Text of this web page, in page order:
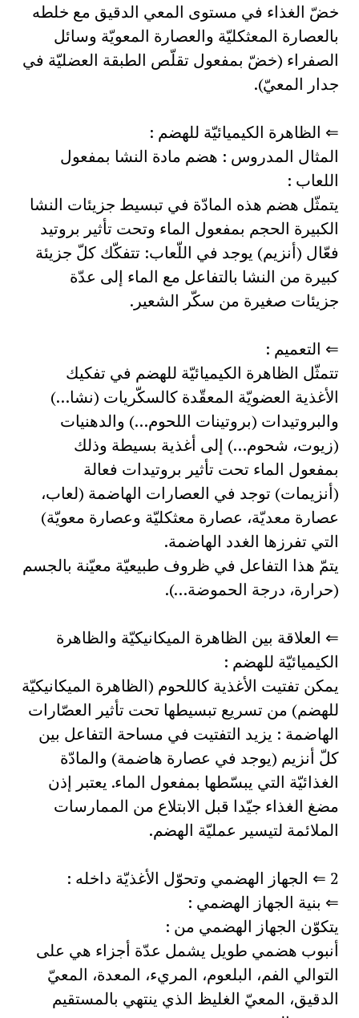
خضّ الغذاء في مستوى المعي الدقيق مع خلطه
بالعصارة المعثكليّة والعصارة المعويّة وسائل
الصفراء (خضّ بمفعول تقلّص الطبقة العضليّة في
جدار المعيّ).
⇐ الظاهرة الكيميائيّة للهضم :
المثال المدروس : هضم مادة النشا بمفعول
اللعاب :
يتمثّل هضم هذه المادّة في تبسيط جزيئات النشا
الكبيرة الحجم بمفعول الماء وتحت تأثير بروتيد
فعّال (أنزيم) يوجد في اللّعاب: تتفكّك كلّ جزيئة
كبيرة من النشا بالتفاعل مع الماء إلى عدّة
جزيئات صغيرة من سكّر الشعير.
⇐ التعميم :
تتمثّل الظاهرة الكيميائيّة للهضم في تفكيك
الأغذية العضويّة المعقّدة كالسكّريات (نشا…)
والبروتيدات (بروتينات اللحوم…) والدهنيات
(زيوت، شحوم…) إلى أغذية بسيطة وذلك
بمفعول الماء تحت تأثير بروتيدات فعالة
(أنزيمات) توجد في العصارات الهاضمة (لعاب،
عصارة معديّة، عصارة معثكليّة وعصارة معويّة)
التي تفرزها الغدد الهاضمة.
يتمّ هذا التفاعل في ظروف طبيعيّة معيّنة بالجسم
(حرارة، درجة الحموضة…).
⇐ العلاقة بين الظاهرة الميكانيكيّة والظاهرة
الكيميائيّة للهضم :
يمكن تفتيت الأغذية كاللحوم (الظاهرة الميكانيكيّة
للهضم) من تسريع تبسيطها تحت تأثير العصّارات
الهاضمة : يزيد التفتيت في مساحة التفاعل بين
كلّ أنزيم (يوجد في عصارة هاضمة) والمادّة
الغذائيّة التي يبسّطها بمفعول الماء. يعتبر إذن
مضغ الغذاء جيّدا قبل الابتلاع من الممارسات
الملائمة لتيسير عمليّة الهضم.
2 ⇐ الجهاز الهضمي وتحوّل الأغذيّة داخله :
⇐ بنية الجهاز الهضمي :
يتكوّن الجهاز الهضمي من :
أنبوب هضمي طويل يشمل عدّة أجزاء هي على
التوالي الفم، البلعوم، المريء، المعدة، المعيّ
الدقيق، المعيّ الغليظ الذي ينتهي بالمستقيم